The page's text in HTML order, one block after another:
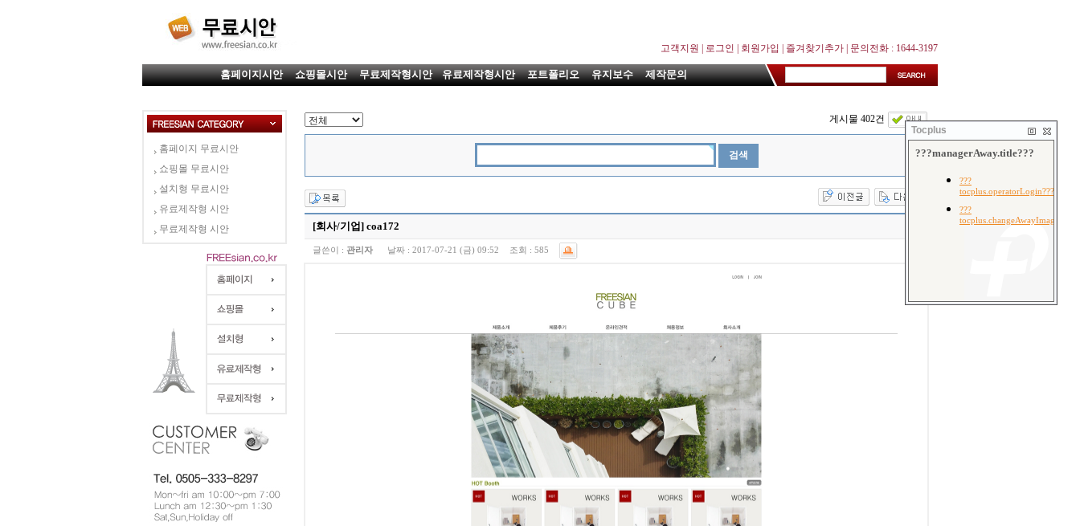
고객지원 로그인 회원가입 즐겨찾기추가 | 문의전화 : 1644-3197
홈페이지시안 쇼핑몰시안 무료제작형시안 유료제작형시안 포트폴리오 유지보수 제작문의
홈페이지 무료시안
쇼핑몰 무료시안
설치형 무료시안
유료제작형 시안
무료제작형 시안
게시물 402건
[회사/기업] coa172
글쓴이 : 관리자 날짜 : 2017-07-21 (금) 09:52 조회 : 585
Tocplus